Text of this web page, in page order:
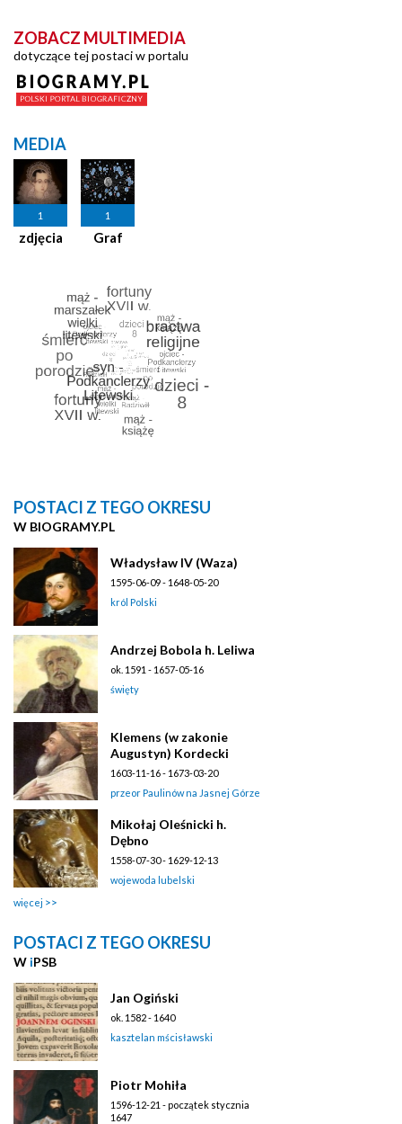
ZOBACZ MULTIMEDIA
dotyczące tej postaci w portalu
MEDIA
1
zdjęcia
1
Graf
POSTACI Z TEGO OKRESU
W BIOGRAMY.PL
Władysław IV (Waza)
1595-06-09 - 1648-05-20
król Polski
Andrzej Bobola h. Leliwa
ok. 1591 - 1657-05-16
święty
Klemens (w zakonie
Augustyn) Kordecki
1603-11-16 - 1673-03-20
przeor Paulinów na Jasnej Górze
Mikołaj Oleśnicki h.
Dębno
1558-07-30 - 1629-12-13
wojewoda lubelski
więcej
POSTACI Z TEGO OKRESU
W iPSB
Jan Ogiński
ok. 1582 - 1640
kasztelan mścisławski
Piotr Mohiła
1596-12-21 - początek stycznia
1647